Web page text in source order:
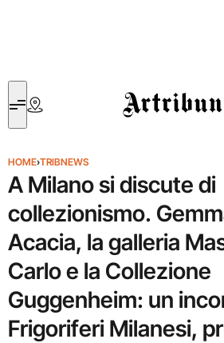
Artribune
HOME›TRIBNEWS
A Milano si discute di
collezionismo.
Acacia, la galleria
Carlo e la Collezione
Guggenheim: un
Frigoriferi Milanesi,